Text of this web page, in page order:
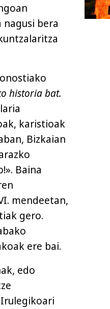
bera
historia bat.
karistioak
Bizkaian
Baina
mendeetan,
gero.
ere bai.
edo